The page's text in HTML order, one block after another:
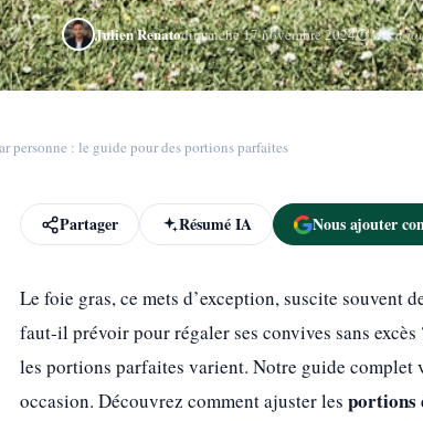
Julien Renatodimanche 17 novembre 2024 Mis à
personne : le guide pour des portions parfaites
Partager Résumé IA Nous ajouter
Le foie gras, ce mets d’exception, suscite souvent
faut-il prévoir pour régaler ses convives sans
les portions parfaites varient. Notre guide complet
occasion. Découvrez comment ajuster les portions